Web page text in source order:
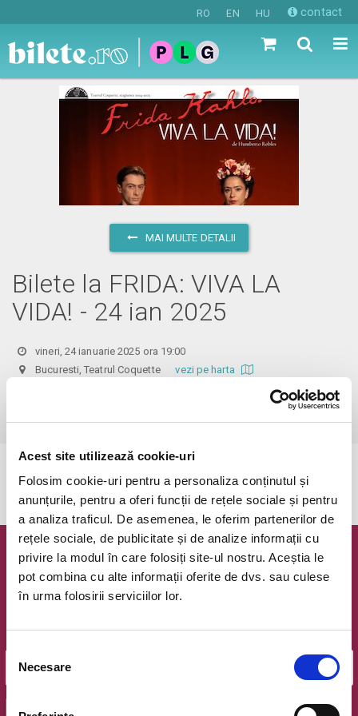
Acest site utilizează cookie-uri
Folosim cookie-uri pentru a personaliza conținutul și
anunțurile, pentru a oferi funcții de rețele sociale și pentru
a analiza traficul. De asemenea, le oferim partenerilor de
rețele sociale, de publicitate și de analize informații cu
privire la modul în care folosiți site-ul nostru. Aceștia le
pot combina cu alte informații oferite de dvs. sau culese
în urma folosirii serviciilor lor.
Selecția
consimțământului
Necesare
RO EN HU contact
MAI MULTE DETALII
Bilete la FRIDA: VIVA LA
VIDA! - 24 ian 2025
vineri, 24 ianuarie 2025 ora 19:00
Bucuresti, Teatrul Coquettevezi pe harta
Dupa ora inceperii reprezentatiei biletele isi pierd valabilitatea, iar
Newsletter @ Bilete.ro
Oferte exclusive si o editie saptamanala cu cele mai noi
OK